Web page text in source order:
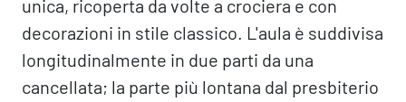
unica, ricoperta da volte a crociera e con
decorazioni in stile classico. L'aula è suddivisa
longitudinalmente in due parti da una
cancellata; la parte più lontana dal presbiterio